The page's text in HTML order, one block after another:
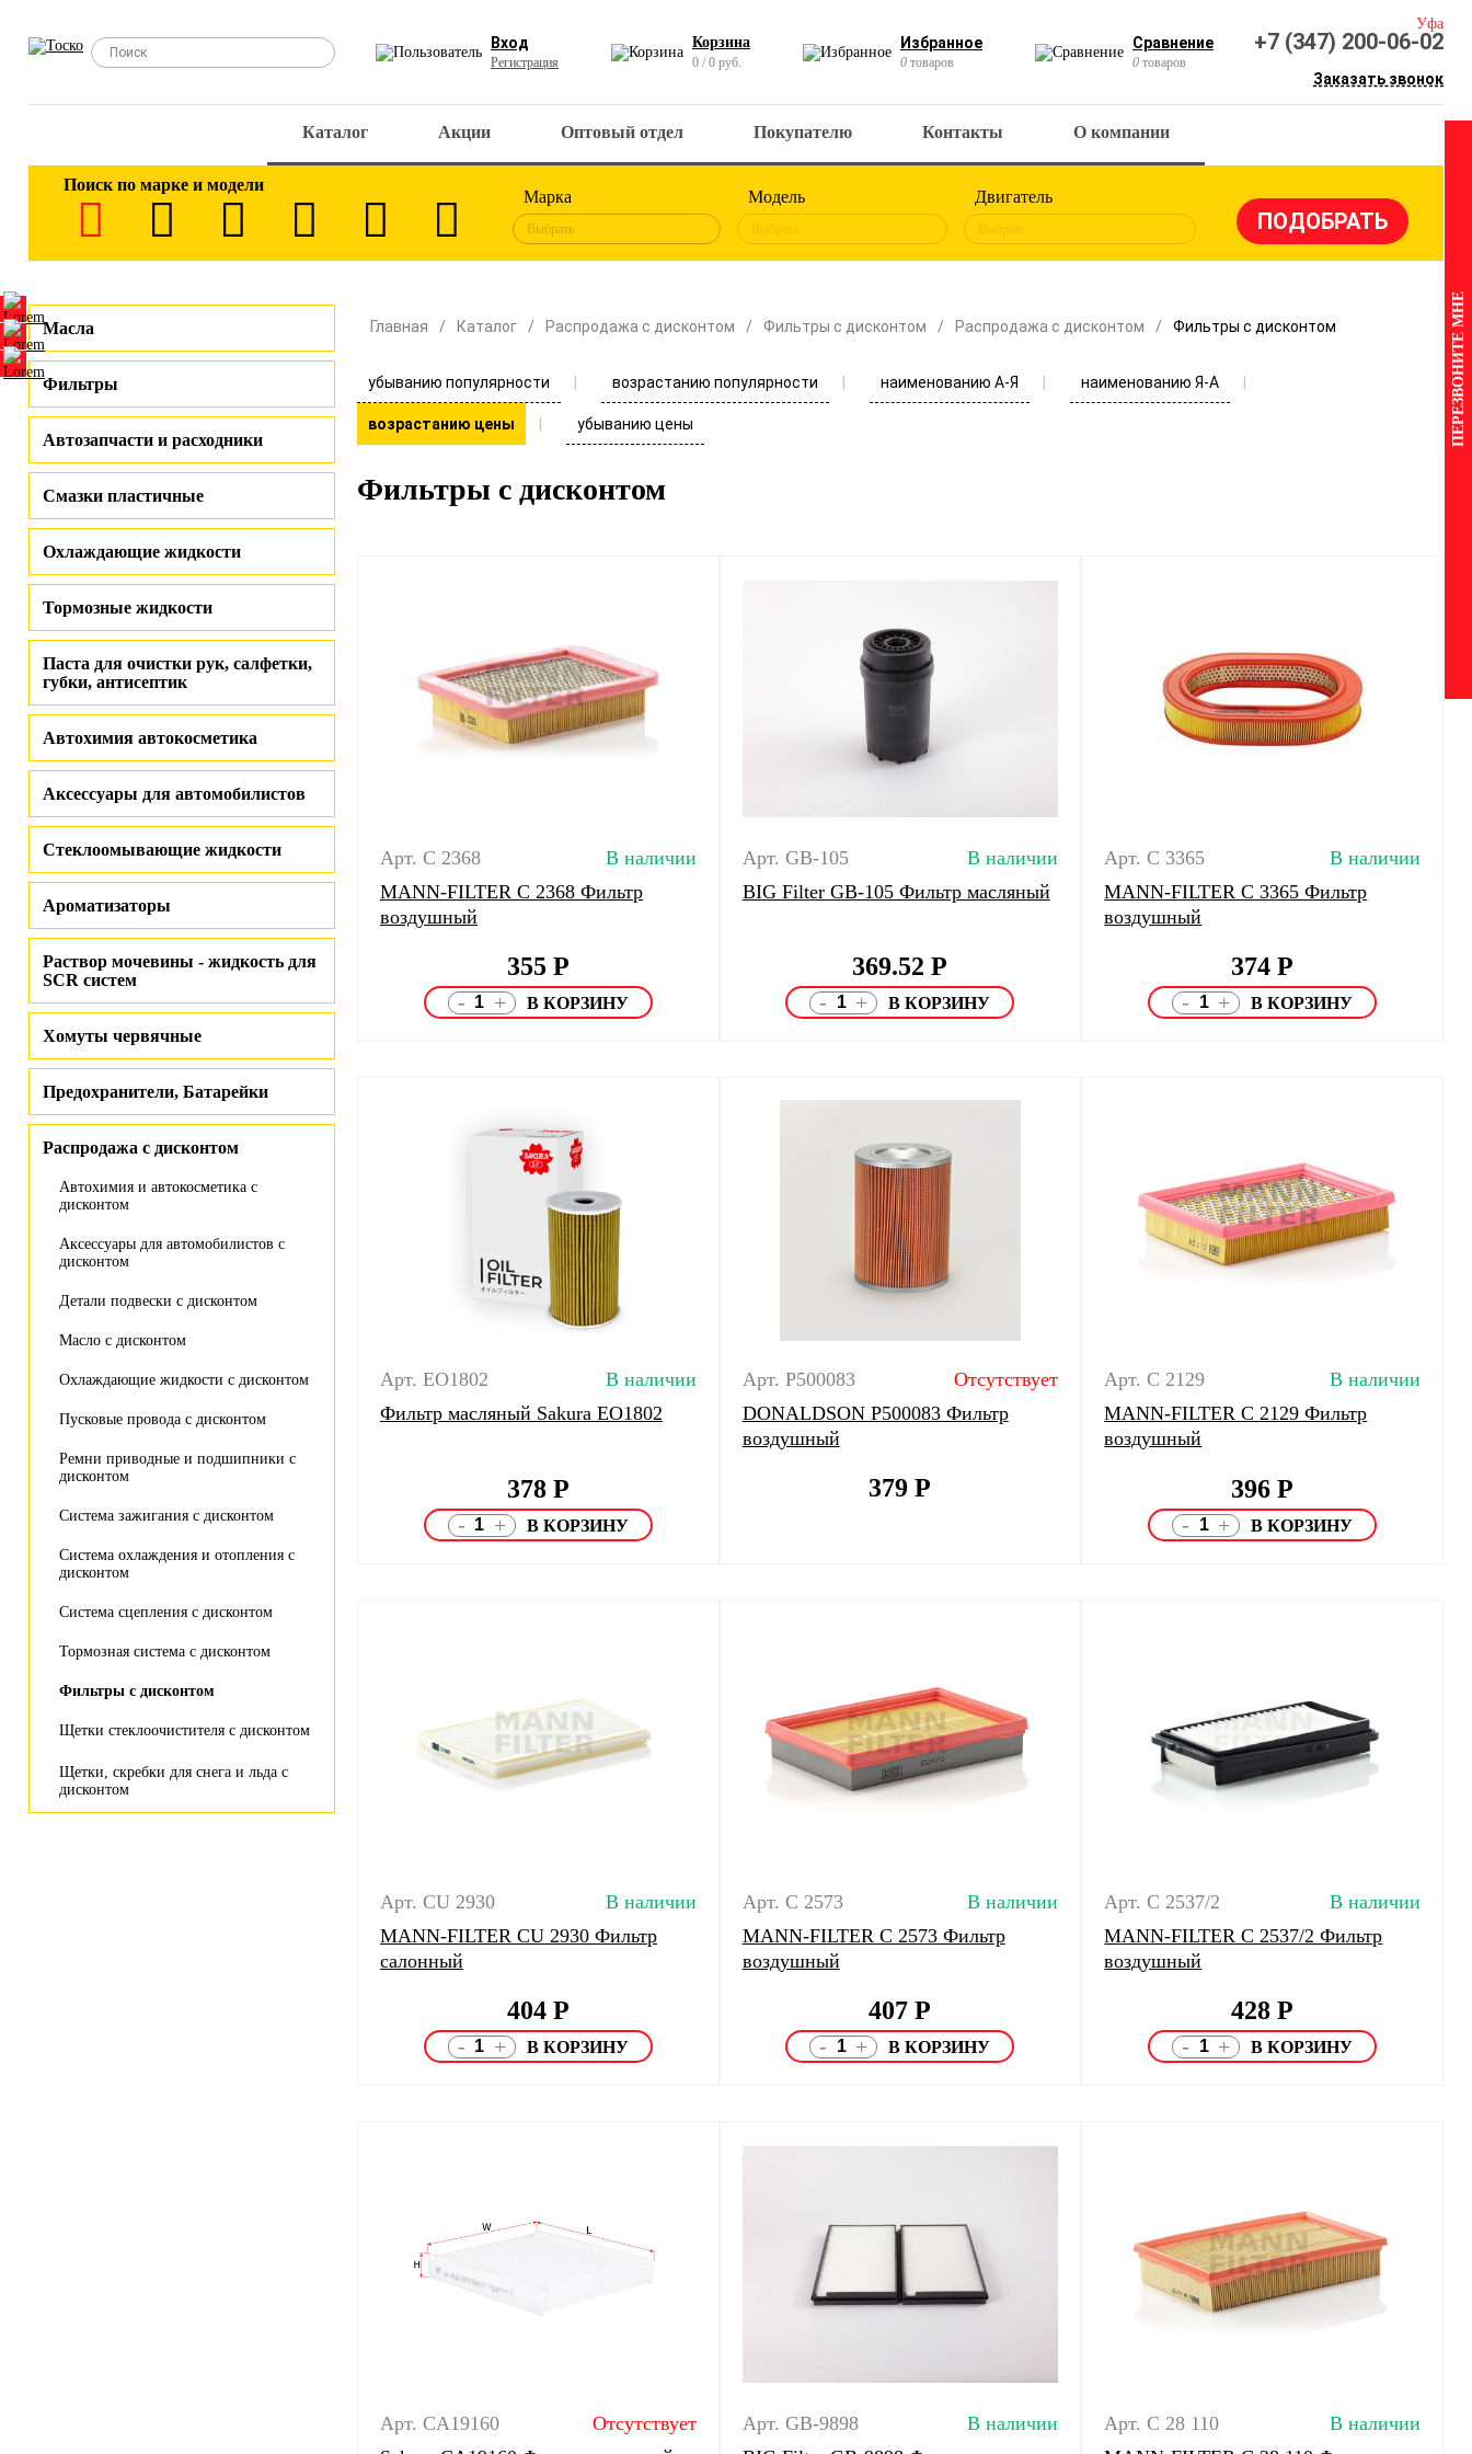
Вход
Регистрация
Корзина
0 / 0 руб.
Избранное
0 товаров
Сравнение
0 товаров
Уфа
+7 (347) 200-06-02
Заказать звонок
Каталог Акции Оптовый отдел Покупателю Контакты О компании
Поиск по марке и модели
Марка
Выбрать
Модель
Выбрать
Двигатель
Выбрать
Масла
Фильтры
Автозапчасти и расходники
Смазки пластичные
Охлаждающие жидкости
Тормозные жидкости
Паста для очистки рук, салфетки,
губки, антисептик
Автохимия автокосметика
Аксессуары для автомобилистов
Стеклоомывающие жидкости
Ароматизаторы
Раствор мочевины - жидкость для
SCR систем
Хомуты червячные
Предохранители, Батарейки
Распродажа с дисконтом
Автохимия и автокосметика с
дисконтом
Аксессуары для автомобилистов с
дисконтом
Детали подвески с дисконтом
Масло с дисконтом
Охлаждающие жидкости с дисконтом
Пусковые провода с дисконтом
Ремни приводные и подшипники с
дисконтом
Система зажигания с дисконтом
Система охлаждения и отопления с
дисконтом
Система сцепления с дисконтом
Тормозная система с дисконтом
Фильтры с дисконтом
Щетки стеклоочистителя с дисконтом
Щетки, скребки для снега и льда с
дисконтом
Главная Каталог Распродажа с дисконтом Фильтры с дисконтом Распродажа с дисконтом Фильтры с дисконтом
убыванию популярности возрастанию популярности наименованию А-Я наименованию Я-А
возрастанию цены убыванию цены
Фильтры с дисконтом
Арт. C 2368
В наличии
MANN-FILTER C 2368 Фильтр
воздушный
355 Р
- +
Арт. GB-105
В наличии
BIG Filter GB-105 Фильтр масляный
369.52Р
- +
Арт. C 3365
В наличии
MANN-FILTER C 3365 Фильтр
воздушный
374Р
- +
Арт. EO1802
В наличии
Фильтр масляный Sakura EO1802
378 Р
- +
Арт. P500083
Отсутствует
DONALDSON P500083 Фильтр
воздушный
379Р
Арт. C 2129
В наличии
MANN-FILTER C 2129 Фильтр
воздушный
396Р
- +
Арт. CU 2930
В наличии
MANN-FILTER CU 2930 Фильтр
салонный
404 Р
- +
Арт. C 2573
В наличии
MANN-FILTER C 2573 Фильтр
воздушный
407Р
- +
Арт. C 2537/2
В наличии
MANN-FILTER C 2537/2 Фильтр
воздушный
428Р
- +
Арт. CA19160
Отсутствует
Арт. GB-9898
В наличии
Арт. C 28 110
В наличии
ПЕРЕЗВОНИТЕ МНЕ